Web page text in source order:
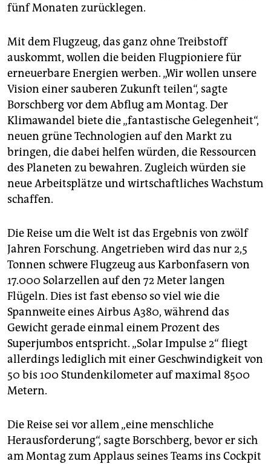
fünf Monaten zurücklegen.
Mit dem Flugzeug, das ganz ohne Treibstoff
auskommt, wollen die beiden Flugpioniere für
erneuerbare Energien werben. „Wir wollen unsere
Vision einer sauberen Zukunft teilen“, sagte
Borschberg vor dem Abflug am Montag. Der
Klimawandel biete die „fantastische Gelegenheit“,
neuen grüne Technologien auf den Markt zu
bringen, die dabei helfen würden, die Ressourcen
des Planeten zu bewahren. Zugleich würden sie
neue Arbeitsplätze und wirtschaftliches Wachstum
schaffen.
Die Reise um die Welt ist das Ergebnis von zwölf
Jahren Forschung. Angetrieben wird das nur 2,5
Tonnen schwere Flugzeug aus Karbonfasern von
17.000 Solarzellen auf den 72 Meter langen
Flügeln. Dies ist fast ebenso so viel wie die
Spannweite eines Airbus A380, während das
Gewicht gerade einmal einem Prozent des
Superjumbos entspricht. „Solar Impulse 2“ fliegt
allerdings lediglich mit einer Geschwindigkeit von
50 bis 100 Stundenkilometer auf maximal 8500
Metern.
Die Reise sei vor allem „eine menschliche
Herausforderung“, sagte Borschberg, bevor er sich
am Montag zum Applaus seines Teams ins Cockpit